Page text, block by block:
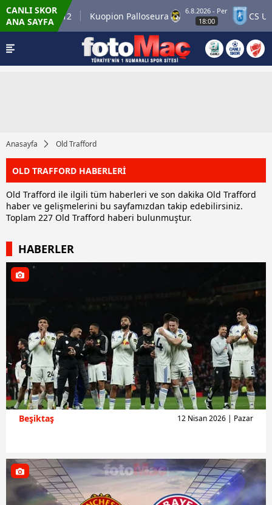
CANLI SKOR
ANA SAYFA
Match 12 Kuopion Palloseura
6.8.2026 - Per
CS
Anasayfa Old Trafford
OLD TRAFFORD HABERLERİ
Old Trafford ile ilgili tüm haberleri ve son dakika Old Trafford
haber ve gelişmelerini bu sayfamızdan takip edebilirsiniz.
Toplam 227 Old Trafford haberi bulunmuştur.
HABERLER
Beşiktaş 12 Nisan 2026 | Pazar